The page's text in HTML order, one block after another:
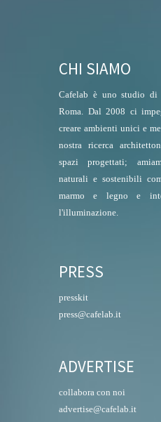
CHI SIAMO
Cafelab è uno studio di
Roma. Dal 2008 ci
creare ambienti unici e
nostra ricerca
spazi progettati;
naturali e sostenibili
marmo e legno e
l'illuminazione.
PRESS
presskit
press@cafelab.it
ADVERTISE
collabora con noi
advertise@cafelab.it